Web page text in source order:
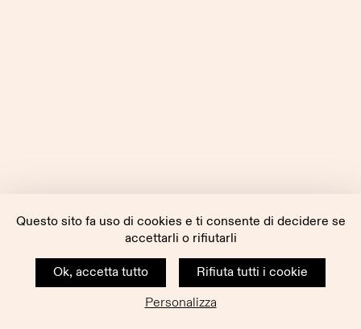
Questo sito fa uso di cookies e ti consente di decidere se
accettarli o rifiutarli
Ok, accetta tutto
Rifiuta tutti i cookie
Personalizza